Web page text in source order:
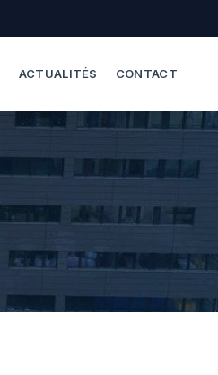
ACTUALITÉS CONTACT